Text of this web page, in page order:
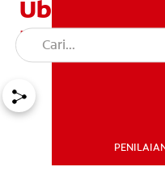
Ubat Gigi
Pemutihan